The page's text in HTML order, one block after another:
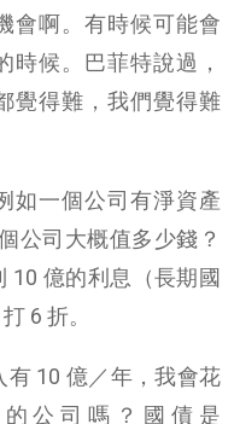
會啊。有時候可能會
時候。巴菲特說過，
覺得難，我們覺得難
如一個公司有淨資產
公司大概值多少錢？
10 億的利息（長期國
6 折。
10 億／年，我會花
公司嗎？國債是